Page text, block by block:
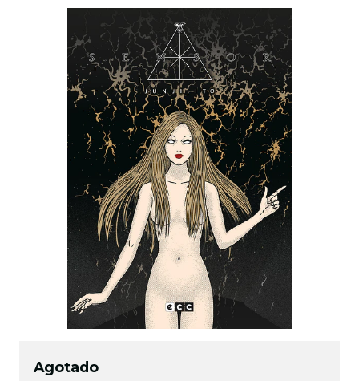
Agotado